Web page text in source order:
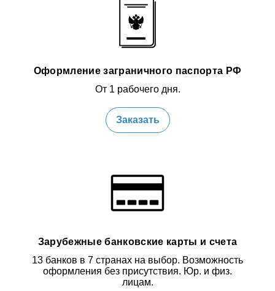
Оформление заграничного паспорта РФ
От 1 рабочего дня.
Заказать
Зарубежные банковские карты и счета
13 банков в 7 странах на выбор. Возможность
оформления без присутствия. Юр. и физ.
лицам.